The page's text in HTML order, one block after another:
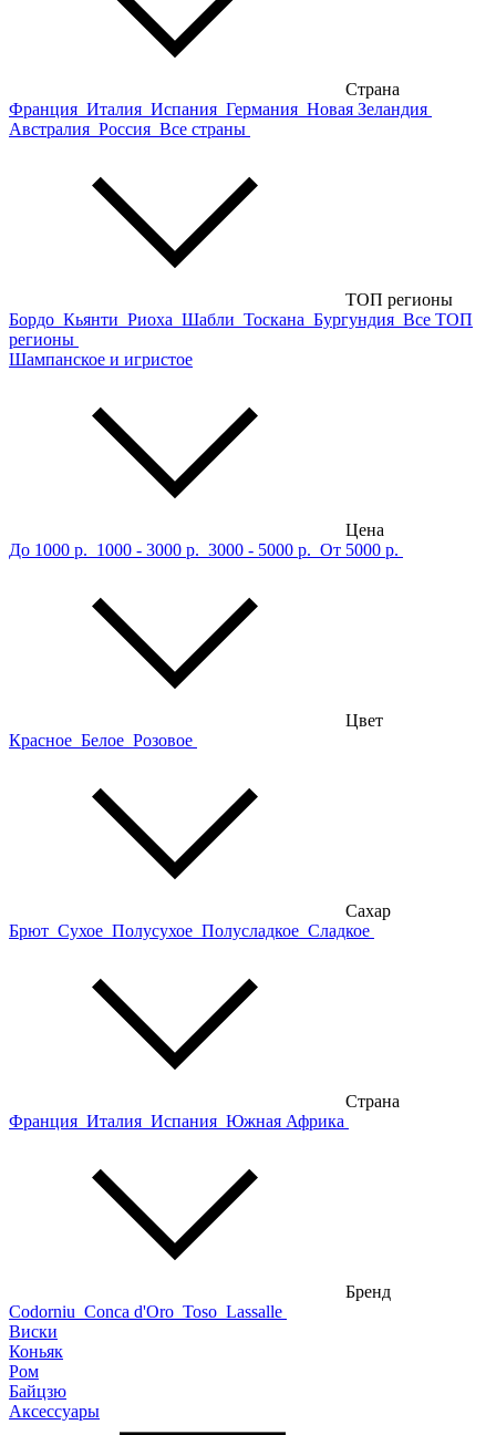
Страна
Франция Италия Испания Германия Новая Зеландия
Австралия Россия Все страны
ТОП регионы
Бордо Кьянти Риоха Шабли Тоскана Бургундия Все ТОП
регионы
Шампанское и игристое
Цена
До 1000 р. 1000 - 3000 р. 3000 - 5000 р. От 5000 р.
Цвет
Красное Белое Розовое
Сахар
Брют Сухое Полусухое Полусладкое Сладкое
Страна
Франция Италия Испания Южная Африка
Бренд
Codorniu Conca d'Oro Toso Lassalle
Виски
Коньяк
Ром
Байцзю
Аксессуары